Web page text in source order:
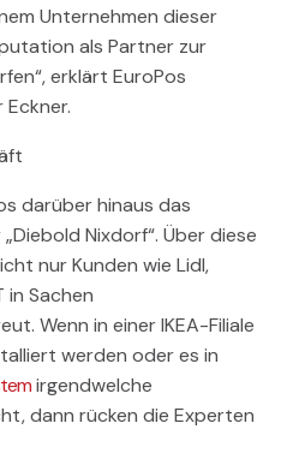
Unternehmen dieser
als Partner zur
erklärt EuroPos
darüber hinaus das
Nixdorf“. Über diese
nur Kunden wie Lidl,
in Sachen
Wenn in einer IKEA-Filiale
werden oder es in
irgendwelche
dann rücken die Experten